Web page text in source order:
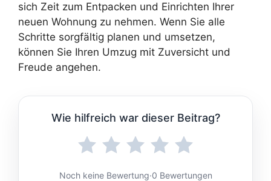
sich Zeit zum Entpacken und Einrichten Ihrer
neuen Wohnung zu nehmen. Wenn Sie alle
Schritte sorgfältig planen und umsetzen,
können Sie Ihren Umzug mit Zuversicht und
Freude angehen.
Wie hilfreich war dieser Beitrag?
Noch keine Bewertung·0 Bewertungen